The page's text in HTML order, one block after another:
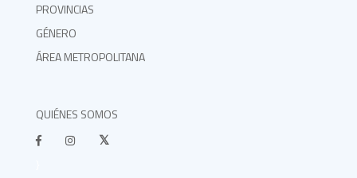
PROVINCIAS
GÉNERO
ÁREA METROPOLITANA
QUIÉNES SOMOS